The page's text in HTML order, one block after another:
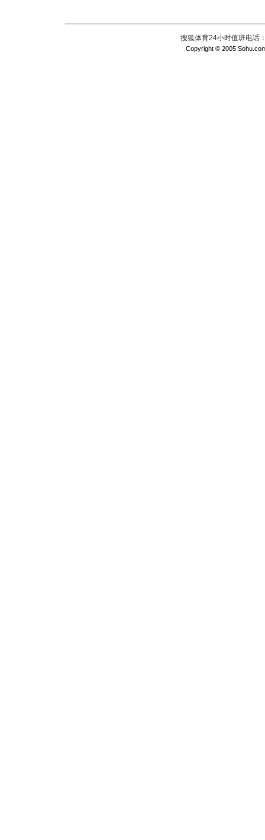
搜狐体育24小时值班电话
Copyright © 2005